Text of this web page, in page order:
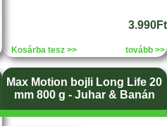
3.990Ft
Kosárba tesz >> tovább >>
Max Motion bojli Long Life 20
mm 800 g - Juhar & Banán